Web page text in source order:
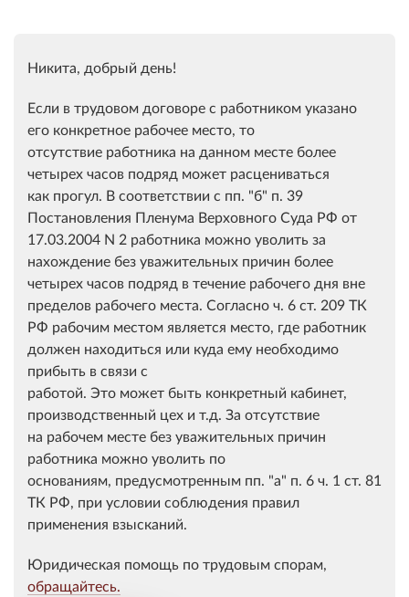
Никита, добрый день!
Если в трудовом договоре с работником указано
его конкретное рабочее место, то
отсутствие работника на данном месте более
четырех часов подряд может расцениваться
как прогул. В соответствии с пп. "б" п. 39
Постановления Пленума Верховного Суда РФ от
17.03.2004 N 2 работника можно уволить за
нахождение без уважительных причин более
четырех часов подряд в течение рабочего дня вне
пределов рабочего места. Согласно ч. 6 ст. 209 ТК
РФ рабочим местом является место, где работник
должен находиться или куда ему необходимо
прибыть в связи с
работой. Это может быть конкретный кабинет,
производственный цех и т.д. За отсутствие
на рабочем месте без уважительных причин
работника можно уволить по
основаниям, предусмотренным пп. "а" п. 6 ч. 1 ст. 81
ТК РФ, при условии соблюдения правил
применения взысканий.
Юридическая помощь по трудовым спорам,
обращайтесь.